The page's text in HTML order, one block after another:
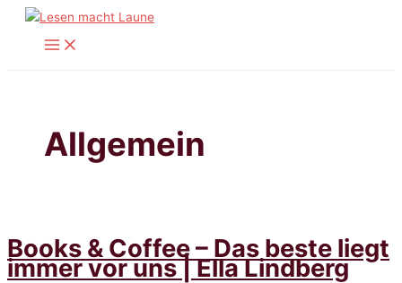
Zum
Allgemein
Books & Coffee – Das beste liegt
immer vor uns | Ella Lindberg